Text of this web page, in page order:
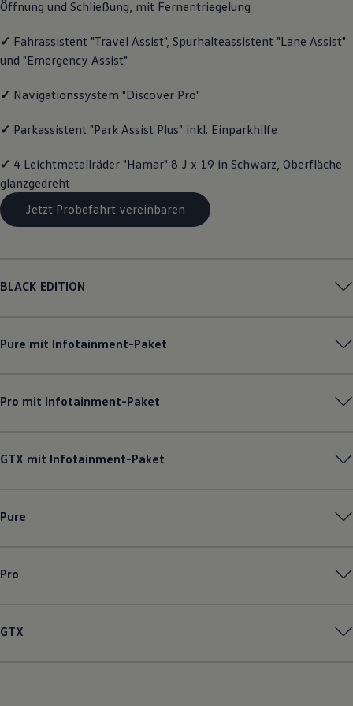
Magazin
Transport
Familie
Pannen- und Unfallhilfe
Öffnung und Schließung, mit Fernentriegelung
✓ Fahrassistent "Travel Assist", Spurhalteassistent "Lane Assist"
und "Emergency Assist"
✓ Navigationssystem "Discover Pro"
✓ Parkassistent "Park Assist Plus" inkl. Einparkhilfe
✓ 4 Leichtmetallräder "Hamar" 8 J x 19 in Schwarz, Oberfläche
glanzgedreht
Jetzt Probefahrt vereinbaren
BLACK EDITION
Pure mit Infotainment-Paket
Pro mit Infotainment-Paket
GTX mit Infotainment-Paket
Pure
Pro
GTX